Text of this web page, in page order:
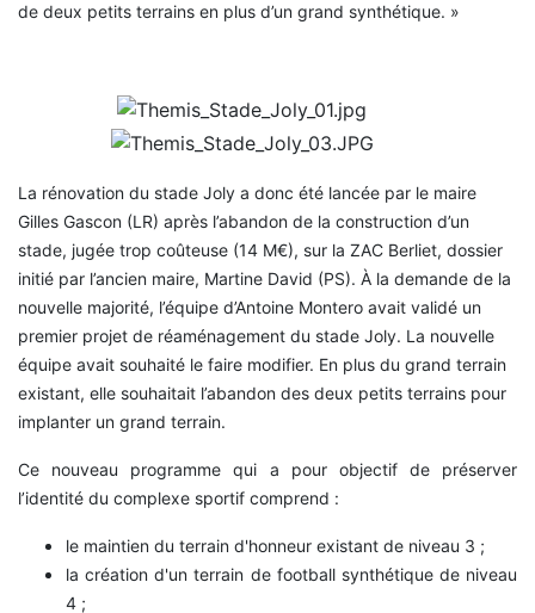
de deux petits terrains en plus d’un grand synthétique. »
La rénovation du stade Joly a donc été lancée par le maire
Gilles Gascon (LR) après l’abandon de la construction d’un
stade, jugée trop coûteuse (14 M€), sur la ZAC Berliet, dossier
initié par l’ancien maire, Martine David (PS). À la demande de la
nouvelle majorité, l’équipe d’Antoine Montero avait validé un
premier projet de réaménagement du stade Joly. La nouvelle
équipe avait souhaité le faire modifier. En plus du grand terrain
existant, elle souhaitait l’abandon des deux petits terrains pour
implanter un grand terrain.
Ce nouveau programme qui a pour objectif de préserver
l’identité du complexe sportif comprend :
le maintien du terrain d'honneur existant de niveau 3 ;
la création d'un terrain de football synthétique de niveau
4 ;